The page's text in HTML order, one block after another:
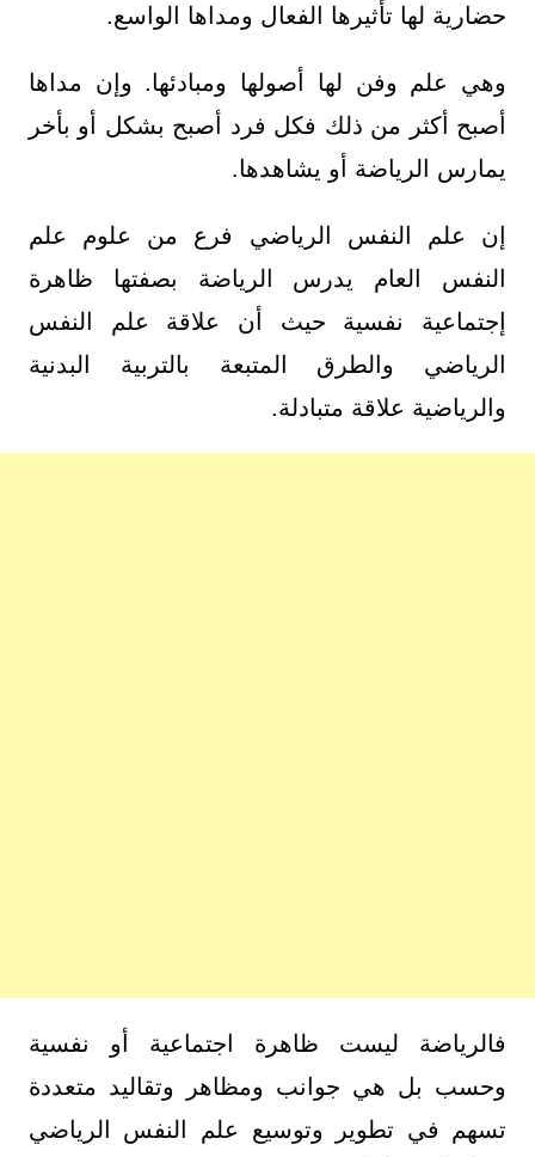
حضارية لها تأثيرها الفعال ومداها الواسع.
وهي علم وفن لها أصولها ومبادئها. وإن مداها
أصبح أكثر من ذلك فكل فرد أصبح بشكل أو بأخر
يمارس الرياضة أو يشاهدها.
إن علم النفس الرياضي فرع من علوم علم
النفس العام يدرس الرياضة بصفتها ظاهرة
إجتماعية نفسية حيث أن علاقة علم النفس
الرياضي والطرق المتبعة بالتربية البدنية
والرياضية علاقة متبادلة.
فالرياضة ليست ظاهرة اجتماعية أو نفسية
وحسب بل هي جوانب ومظاهر وتقاليد متعددة
تسهم في تطوير وتوسيع علم النفس الرياضي